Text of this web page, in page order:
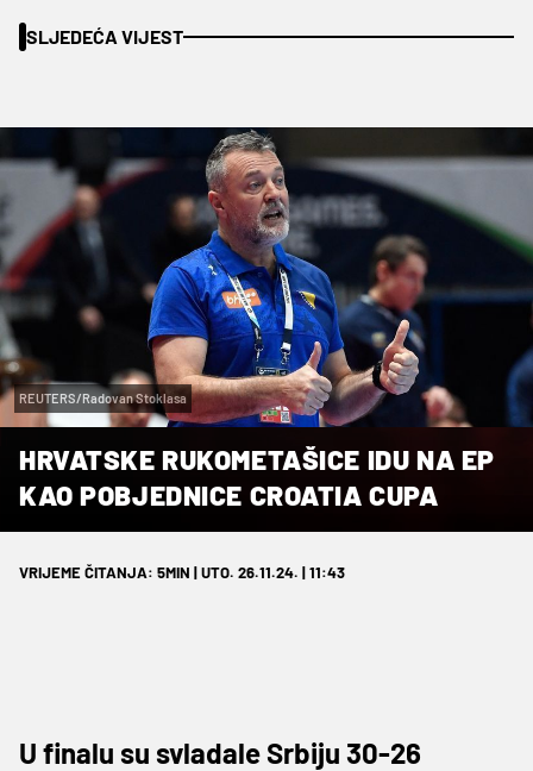
SLJEDEĆA VIJEST
REUTERS/Radovan Stoklasa
HRVATSKE RUKOMETAŠICE IDU NA EP
KAO POBJEDNICE CROATIA CUPA
VRIJEME ČITANJA: 5MIN | UTO. 26.11.24. | 11:43
U finalu su svladale Srbiju 30-26